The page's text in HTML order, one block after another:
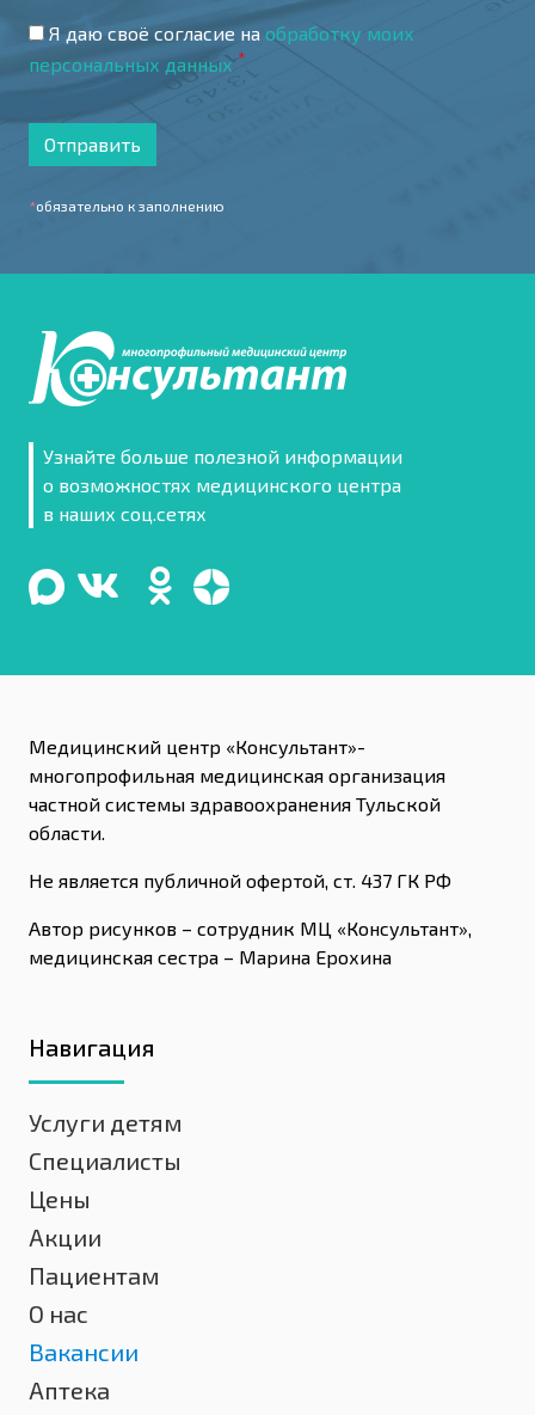
Я даю своё согласие на обработку моих
персональных данных *
Отправить
*обязательно к заполнению
Узнайте больше полезной информации
о возможностях медицинского центра
в наших соц.сетях
Медицинский центр «Консультант»-
многопрофильная медицинская организация
частной системы здравоохранения Тульской
области.
Не является публичной офертой, ст. 437 ГК РФ
Автор рисунков – сотрудник МЦ «Консультант»,
медицинская сестра – Марина Ерохина
Навигация
Услуги детям
Специалисты
Цены
Акции
Пациентам
О нас
Вакансии
Аптека